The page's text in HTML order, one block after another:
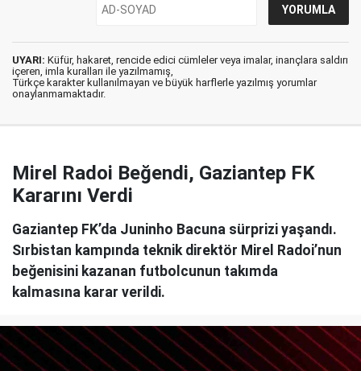
UYARI: Küfür, hakaret, rencide edici cümleler veya imalar, inançlara saldırı
içeren, imla kuralları ile yazılmamış,
Türkçe karakter kullanılmayan ve büyük harflerle yazılmış yorumlar
onaylanmamaktadır.
Mirel Radoi Beğendi, Gaziantep FK
Kararını Verdi
Gaziantep FK’da Juninho Bacuna sürprizi yaşandı.
Sırbistan kampında teknik direktör Mirel Radoi’nun
beğenisini kazanan futbolcunun takımda
kalmasına karar verildi.